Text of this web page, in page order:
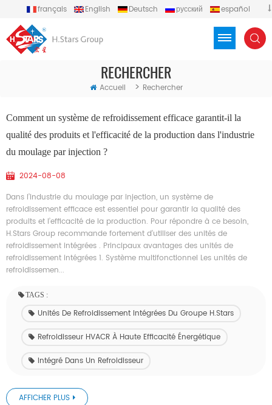
français English Deutsch русский
español
RECHERCHER
Accueil > Rechercher
Comment un système de refroidissement efficace garantit-il la
qualité des produits et l'efficacité de la production dans l'industrie
du moulage par injection ?
2024-08-08
Dans l’industrie du moulage par injection, un système de
refroidissement efficace est essentiel pour garantir la qualité des
produits et l’efficacité de la production. Pour répondre à ce besoin,
H.Stars Group recommande fortement d'utiliser des unités de
refroidissement intégrées . Principaux avantages des unités de
refroidissement intégrées 1. Système multifonctionnel Les unités de
refroidissemen...
TAGS :
Unités De Refroidissement Intégrées Du Groupe H.Stars
Refroidisseur HVACR À Haute Efficacité Énergétique
Intégré Dans Un Refroidisseur
AFFICHER PLUS